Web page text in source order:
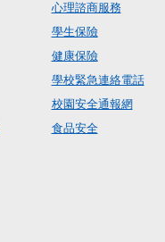
心理諮商服務
學生保險
健康保險
學校緊急連絡電話
校園安全通報網
食品安全